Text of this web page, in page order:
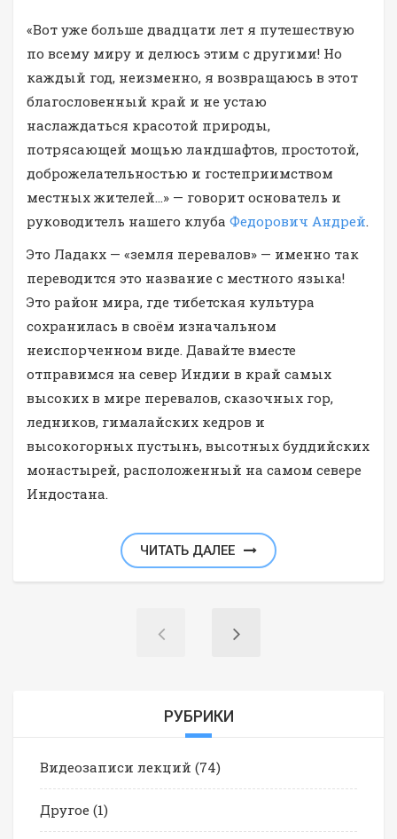
«Вот уже больше двадцати лет я путешествую
по всему миру и делюсь этим с другими! Но
каждый год, неизменно, я возвращаюсь в этот
благословенный край и не устаю
наслаждаться красотой природы,
потрясающей мощью ландшафтов, простотой,
доброжелательностью и гостеприимством
местных жителей…» — говорит основатель и
руководитель нашего клуба Федорович Андрей.
Это Ладакх — «земля перевалов» — именно так
переводится это название с местного языка!
Это район мира, где тибетская культура
сохранилась в своём изначальном
неиспорченном виде. Давайте вместе
отправимся на север Индии в край самых
высоких в мире перевалов, сказочных гор,
ледников, гималайских кедров и
высокогорных пустынь, высотных буддийских
монастырей, расположенный на самом севере
Индостана.
ЧИТАТЬ ДАЛЕЕ
РУБРИКИ
Видеозаписи лекций (74)
Другое (1)